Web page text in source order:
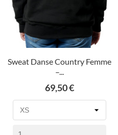
Sweat Danse Country Femme
–...
Prix
69,50 €